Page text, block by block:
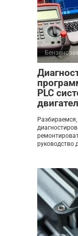
PLC
руководство